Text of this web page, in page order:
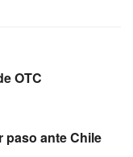
OTC
paso ante Chile